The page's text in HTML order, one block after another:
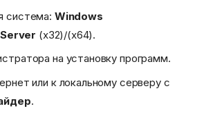
система: Windows
(x32)/(x64).
на установку программ.
или к локальному серверу с
.